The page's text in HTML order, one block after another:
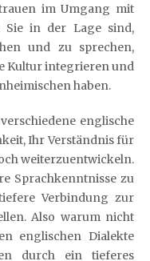
im Umgang mit
Sie in der Lage sind,
und zu sprechen,
Kultur integrieren und
haben.
englische
Ihr Verständnis für
weiterzuentwickeln.
Sprachkenntnisse zu
Verbindung zur
Also warum nicht
englischen Dialekte
durch ein tieferes